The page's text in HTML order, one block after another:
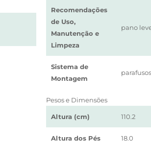
Recomendações
de Uso,
Manutenção e
Limpeza
pano
Sistema de
Montagem
Pesos e Dimensões
Altura (cm) 110.2
Altura dos Pés 18.0